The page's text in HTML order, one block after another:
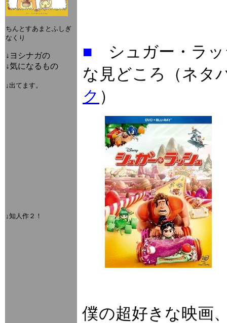
ちんとすあまとふしぎ
なくり
↓ヨシナガの
↓気になるもの
↓出てます。
↓知人作２！
■ シュガー・ラッ
な見どころ（ネ
ク ）
僕の超好きな映画